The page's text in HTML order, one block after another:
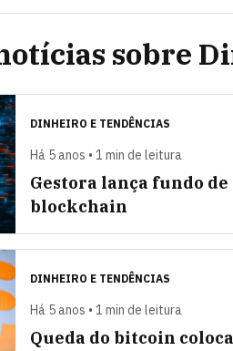
sobre
DINHEIRO E TENDÊNCIAS
Há 5 anos • 1 min de leitura
Gestora lança fundo
blockchain
DINHEIRO E TENDÊNCIAS
Há 5 anos • 1 min de leitura
Queda do bitcoin